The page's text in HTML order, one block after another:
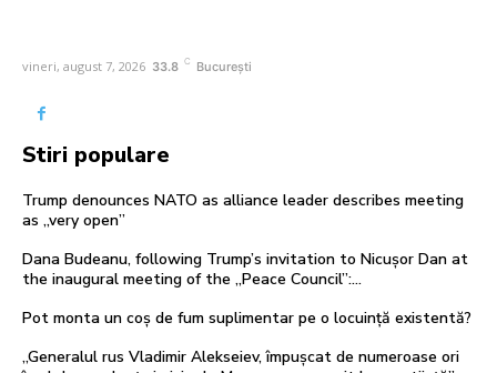
vineri, august 7, 2026 33.8 C București
Stiri populare
Trump denounces NATO as alliance leader describes meeting
as „very open”
Dana Budeanu, following Trump’s invitation to Nicușor Dan at
the inaugural meeting of the „Peace Council”:…
Pot monta un coș de fum suplimentar pe o locuință existentă?
„Generalul rus Vladimir Alekseiev, împușcat de numeroase ori